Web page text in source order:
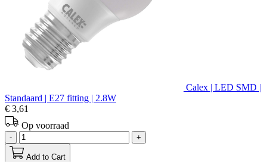
Calex | LED SMD |
Standaard | E27 fitting | 2.8W
€ 3,61
Op voorraad
- +
Add to Cart